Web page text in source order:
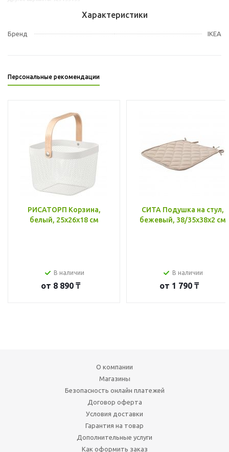
Характеристики
Бренд IKEA
Персональные рекомендации
РИСАТОРП Корзина,
белый, 25x26x18 см
В наличии
от 8 890 ₸
СИТА Подушка на стул,
бежевый, 38/35x38x2 см
В наличии
от 1 790 ₸
О компании
Магазины
Безопасность онлайн платежей
Договор оферта
Условия доставки
Гарантия на товар
Дополнительные услуги
Как оформить заказ